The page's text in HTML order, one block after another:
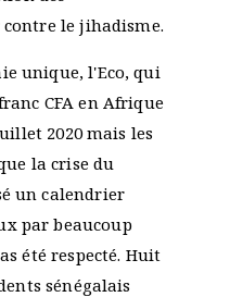
le jihadisme.
unique, l'Eco, qui
CFA en Afrique
2020 mais les
la crise du
un calendrier
par beaucoup
été respecté. Huit
sénégalais